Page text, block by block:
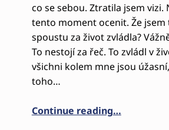
co se sebou. Ztratila jsem vizi.
tento moment ocenit. Že jsem
spoustu za život zvládla?
To nestojí za řeč. To zvládl v
všichni kolem mne jsou
toho…
Continue reading…